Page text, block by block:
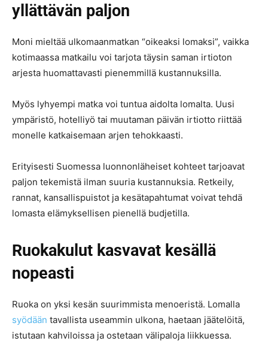
yllättävän paljon
Moni mieltää ulkomaanmatkan “oikeaksi lomaksi”, vaikka
kotimaassa matkailu voi tarjota täysin saman irtioton
arjesta huomattavasti pienemmillä kustannuksilla.
Myös lyhyempi matka voi tuntua aidolta lomalta. Uusi
ympäristö, hotelliyö tai muutaman päivän irtiotto riittää
monelle katkaisemaan arjen tehokkaasti.
Erityisesti Suomessa luonnonläheiset kohteet tarjoavat
paljon tekemistä ilman suuria kustannuksia. Retkeily,
rannat, kansallispuistot ja kesätapahtumat voivat tehdä
lomasta elämyksellisen pienellä budjetilla.
Ruokakulut kasvavat kesällä
nopeasti
Ruoka on yksi kesän suurimmista menoeristä. Lomalla
syödään tavallista useammin ulkona, haetaan jäätelöitä,
istutaan kahviloissa ja ostetaan välipaloja liikkuessa.